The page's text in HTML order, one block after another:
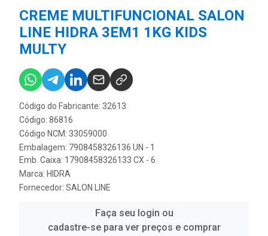
CREME MULTIFUNCIONAL SALON
LINE HIDRA 3EM1 1KG KIDS
MULTY
Código do Fabricante: 32613
Código: 86816
Código NCM: 33059000
Embalagem: 7908458326136 UN - 1
Emb. Caixa: 17908458326133 CX - 6
Marca: HIDRA
Fornecedor: SALON LINE
Faça seu login ou
cadastre-se para ver preços e comprar